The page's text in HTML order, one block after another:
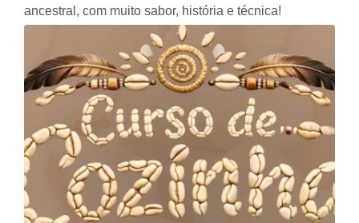
ancestral, com muito sabor, história e técnica!